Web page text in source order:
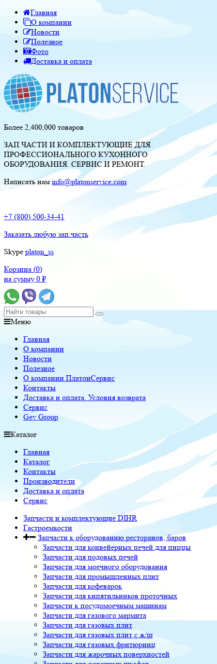
Главная
О компании
Новости
Полезное
Фото
Доставка и оплата
Более 2,400,000 товаров
ЗАП.ЧАСТИ И КОМПЛЕКТУЮЩИЕ ДЛЯ
ПРОФЕССИОНАЛЬНОГО КУХОННОГО
ОБОРУДОВАНИЯ. СЕРВИС И РЕМОНТ.
Написать нам info@platonservice.com
+7 (800) 500-34-41
Заказать любую зап.часть
Skype platon_ss
Корзина (0)
на сумму 0 ₽
Меню
Главная
О компании
Новости
Полезное
О компании ПлатонСервис
Контакты
Доставка и оплата. Условия возврата
Сервис
Gev Group
Каталог
Главная
Каталог
Контакты
Производители
Доставка и оплата
Сервис
Запчасти и комплектующие DIHR
Гастроемкости
Запчасти к оборудованию ресторанов, баров
Запчасти для конвейерных печей для пиццы
Запчасти для подовых печей
Запчасти для моечного оборудования
Запчасти для промышленных плит
Запчасти для кофеварок
Запчасти для кипятильников проточных
Запчасти к посудомоечным машинам
Запчасти для газового мармита
Запчасти для газовых плит
Запчасти для газовых плит с ж/ш
Запчасти для газовых фритюрниц
Запчасти для жарочных поверхностей